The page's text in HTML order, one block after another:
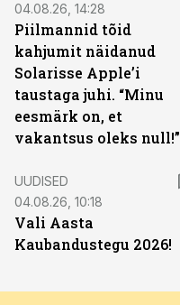
04.08.26, 14:28
Piilmannid tõid
kahjumit näidanud
Solarisse Apple’i
taustaga juhi. “Minu
eesmärk on, et
vakantsus oleks null!”
UUDISED
04.08.26, 10:18
Vali Aasta
Kaubandustegu 2026!